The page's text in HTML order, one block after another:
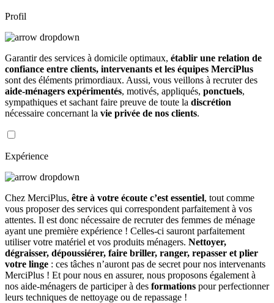
Profil
Garantir des services à domicile optimaux, établir une relation de
confiance entre clients, intervenants et les équipes MerciPlus
sont des éléments primordiaux. Aussi, vous veillons à recruter des
aide-ménagers expérimentés, motivés, appliqués, ponctuels,
sympathiques et sachant faire preuve de toute la discrétion
nécessaire concernant la vie privée de nos clients.
Expérience
Chez MerciPlus, être à votre écoute c’est essentiel, tout comme
vous proposer des services qui correspondent parfaitement à vos
attentes. Il est donc nécessaire de recruter des femmes de ménage
ayant une première expérience ! Celles-ci sauront parfaitement
utiliser votre matériel et vos produits ménagers. Nettoyer,
dégraisser, dépoussiérer, faire briller, ranger, repasser et plier
votre linge : ces tâches n’auront pas de secret pour nos intervenants
MerciPlus ! Et pour nous en assurer, nous proposons également à
nos aide-ménagers de participer à des formations pour perfectionner
leurs techniques de nettoyage ou de repassage !